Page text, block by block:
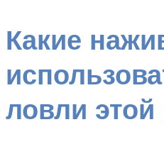
Какие
ловли